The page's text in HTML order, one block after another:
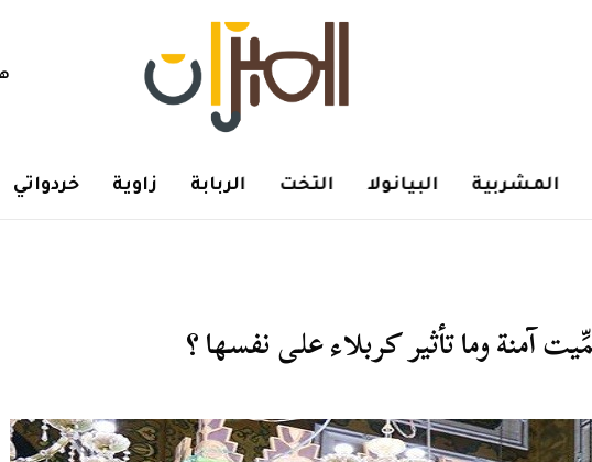
المشربية البيانولا التخت الربابة زاوية خردواتي